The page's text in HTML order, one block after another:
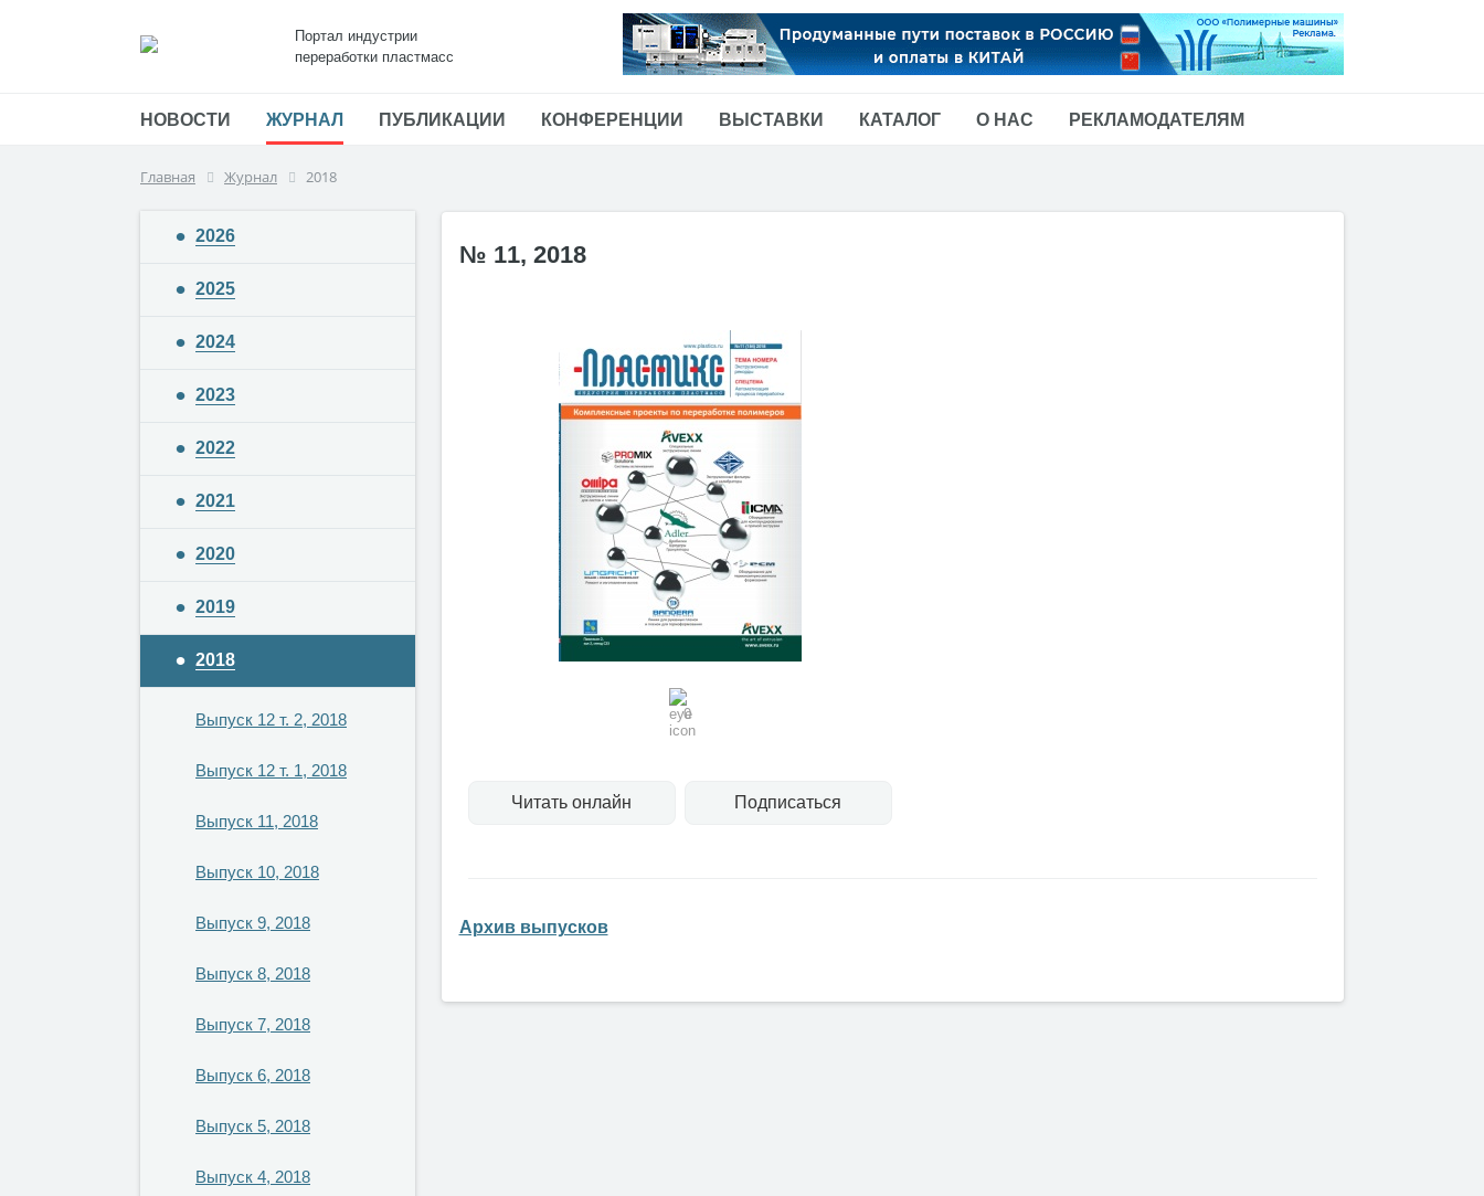
Портал индустрии
переработки пластмасс
НОВОСТИ ЖУРНАЛ ПУБЛИКАЦИИ КОНФЕРЕНЦИИ ВЫСТАВКИ КАТАЛОГ О НАС РЕКЛАМОДАТЕЛЯМ
Главная Журнал 2018
2026
2025
2024
2023
2022
2021
2020
2019
2018
Выпуск 12 т. 2, 2018
Выпуск 12 т. 1, 2018
Выпуск 11, 2018
Выпуск 10, 2018
Выпуск 9, 2018
Выпуск 8, 2018
Выпуск 7, 2018
Выпуск 6, 2018
Выпуск 5, 2018
Выпуск 4, 2018
№ 11, 2018
0
Читать онлайн Подписаться
Архив выпусков